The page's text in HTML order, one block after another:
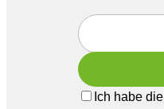
Ich habe die